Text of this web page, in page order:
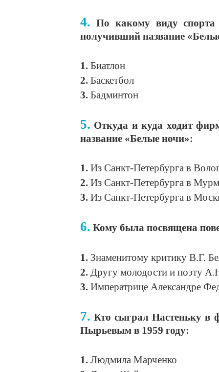
4. По какому виду спорта
получивший название
1. Биатлон
2. Баскетбол
3. Бадминтон
5. Откуда и куда ходит
название «Белые ночи»:
1. Из Санкт-Петербурга в
2. Из Санкт-Петербурга в
3. Из Санкт-Петербурга в
6. Кому была посвящена
1. Знаменитому критику В.Г.
2. Другу молодости и поэту
3. Императрице Александре
7. Кто сыграл Настеньку в
Пырьевым в 1959 году:
1. Людмила Марченко